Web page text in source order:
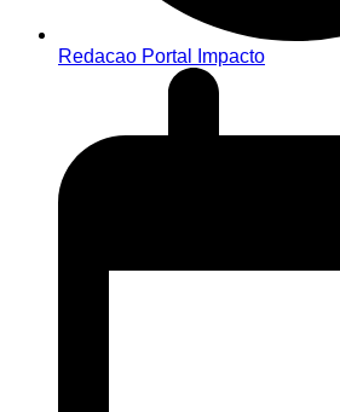
Redacao Portal Impacto